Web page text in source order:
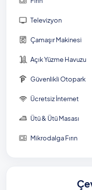
Televizyon
Çamaşır Makinesi
Açık Yüzme Havuzu
Güvenlikli Otopark
Ücretsiz İnternet
Ütü & Ütü Masası
Mikrodalga Fırın